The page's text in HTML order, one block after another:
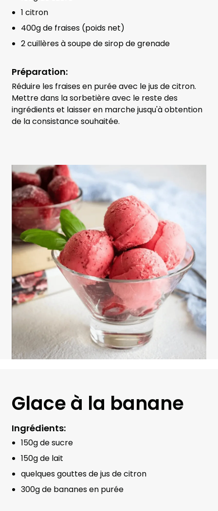
1 citron
400g de fraises (poids net)
2 cuillères à soupe de sirop de grenade
Préparation:
Réduire les fraises en purée avec le jus de citron.
Mettre dans la sorbetière avec le reste des
ingrédients et laisser en marche jusqu'à obtention
de la consistance souhaitée.
Glace à la banane
Ingrédients:
150g de sucre
150g de lait
quelques gouttes de jus de citron
300g de bananes en purée